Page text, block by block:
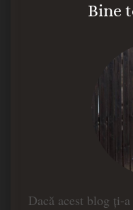
Bine
Dacă acest blog ți-